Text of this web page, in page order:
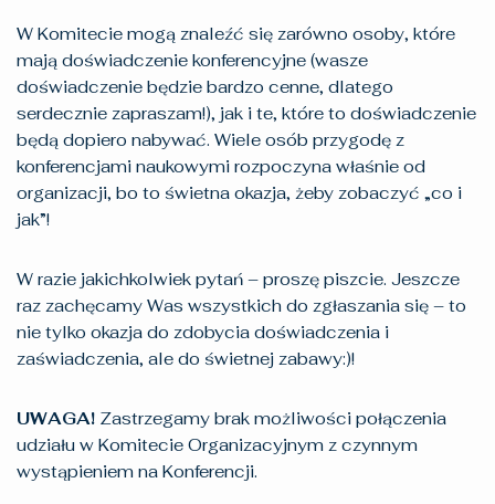
W Komitecie mogą znaleźć się zarówno osoby, które
mają doświadczenie konferencyjne (wasze
doświadczenie będzie bardzo cenne, dlatego
serdecznie zapraszam!), jak i te, które to doświadczenie
będą dopiero nabywać. Wiele osób przygodę z
konferencjami naukowymi rozpoczyna właśnie od
organizacji, bo to świetna okazja, żeby zobaczyć „co i
jak”!
W razie jakichkolwiek pytań – proszę piszcie. Jeszcze
raz zachęcamy Was wszystkich do zgłaszania się – to
nie tylko okazja do zdobycia doświadczenia i
zaświadczenia, ale do świetnej zabawy:)!
UWAGA! Zastrzegamy brak możliwości połączenia
udziału w Komitecie Organizacyjnym z czynnym
wystąpieniem na Konferencji.